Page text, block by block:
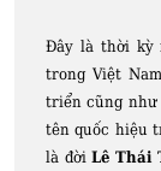
Đây là thời kỳ
trong Việt
triển cũng như
tên quốc hiệu
là đờiLê Thái